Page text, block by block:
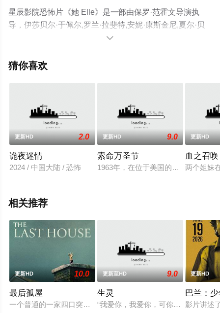
星辰影院恐怖片《她 Elle》是一部由保罗·范霍文导演执
导，伊莎贝尔·于佩尔,罗兰·拉斐特,安妮·康斯金尼,夏尔·贝
尔林,维尔日妮·埃菲拉,朱迪思·马格里等明星演员精彩演绎
集），手机免费观看高清无删减完整版电影大全就上星辰

猜你喜欢
更新HD 2.0
诡夜迷情
2024 / 中国大陆 / 恐怖
更新HD 9.0
索命万圣节
1963年，在位于美国的伊利诺斯州
更新HD
血之召唤
两个姐妹
相关推荐
更新HD 10.0
最后孤屋
一个普通的一家四口突遭诡异变故，被困在自家房屋中超过
更新至HD 9.0
生灵
“我爱你，我爱你，可你为什么永远
更新HD
巴兰：
影片讲述